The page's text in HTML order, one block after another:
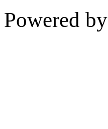
Powered by